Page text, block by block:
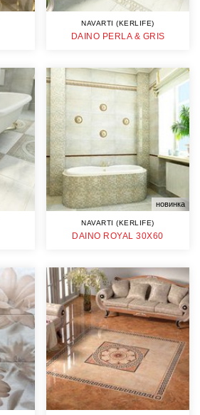
NAVARTI (KERLIFE)
DAINO PERLA & GRIS
новинка
NAVARTI (KERLIFE)
DAINO ROYAL 30X60